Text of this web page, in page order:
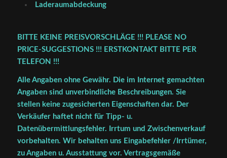
Laderaumabdeckung
BITTE KEINE PREISVORSCHLÄGE !!! PLEASE NO
PRICE-SUGGESTIONS !!! ERSTKONTAKT BITTE PER
TELEFON !!!
Alle Angaben ohne Gewähr. Die im Internet gemachten
Angaben sind unverbindliche Beschreibungen. Sie
stellen keine zugesicherten Eigenschaften dar. Der
Verkäufer haftet nicht für Tipp- u.
Datenübermittlungsfehler. Irrtum und Zwischenverkauf
vorbehalten. Wir behalten uns Eingabefehler /Irrtümer,
zu Angaben u. Ausstattung vor. Vertragsgemäße